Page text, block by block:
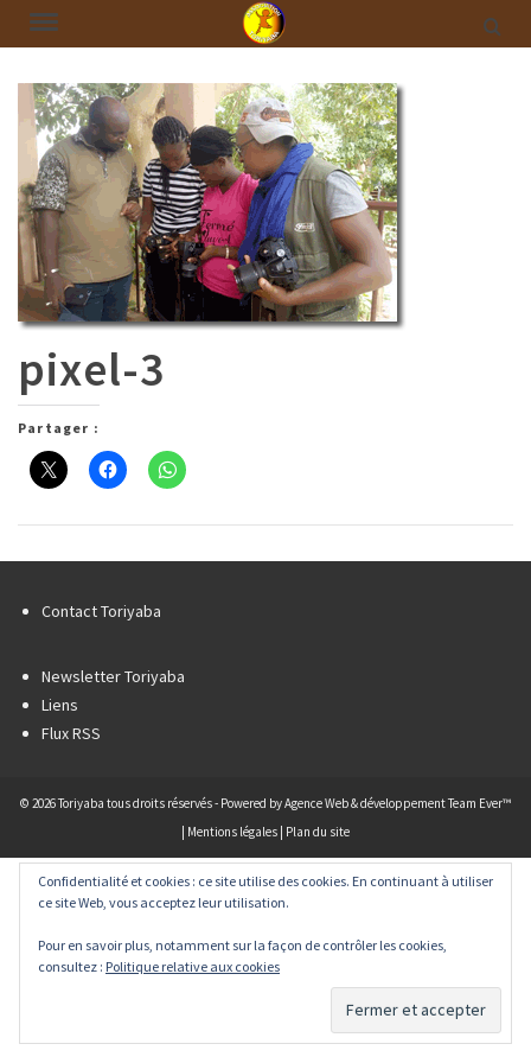
pixel-3
Partager :
Contact Toriyaba
Newsletter Toriyaba
Liens
Flux RSS
© 2026 Toriyaba tous droits réservés - Powered byAgence Web & développement Team Ever™
Mentions légales Plan du site
Confidentialité et cookies : ce site utilise des cookies. En continuant à utiliser
ce site Web, vous acceptez leur utilisation.
Pour en savoir plus, notamment sur la façon de contrôler les cookies,
consultez : Politique relative aux cookies